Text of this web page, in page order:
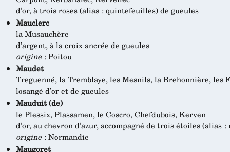
d’or, à trois roses (alias : quintefeuilles) de gueules
Mauclerc
la Musauchère
d’argent, à la croix ancrée de gueules
origine: Poitou
Maudet
Treguenné, la Tremblaye, les Mesnils, la Brehonnière, les
losangé d’or et de gueules
Mauduit (de)
le Plessix, Plassamen, le Coscro, Chefdubois, Kerven
d’or, au chevron d’azur, accompagné de trois étoiles (alias
origine: Normandie
Maugoret